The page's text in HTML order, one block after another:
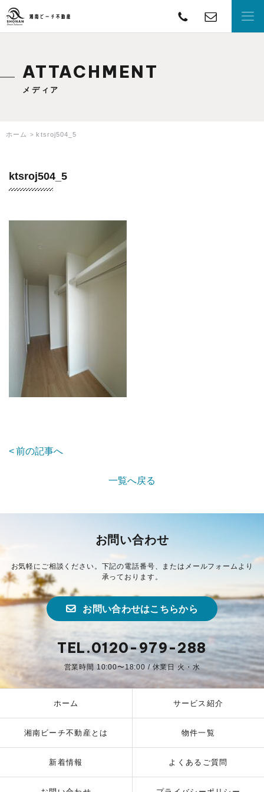
湘南ビーチ不動産
ATTACHMENT
メディア
ホーム ktsroj504_5
ktsroj504_5
前の記事へ
一覧へ戻る
お問い合わせ
お気軽にご相談ください。下記の電話番号、またはメールフォームより
承っております。
お問い合わせはこちらから
TEL.0120-979-288
営業時間 10:00〜18:00 / 休業日 火・水
ホーム サービス紹介
湘南ビーチ不動産とは 物件一覧
新着情報 よくあるご質問